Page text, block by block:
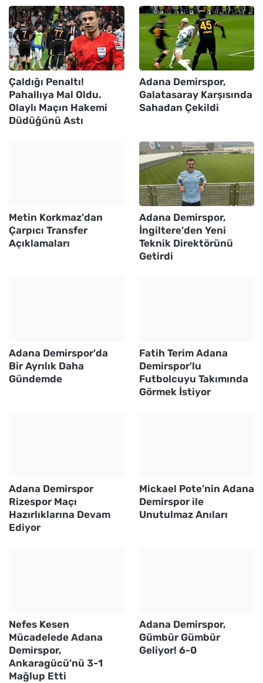
Çaldığı Penaltı!
Pahallıya Mal Oldu.
Olaylı Maçın Hakemi
Düdüğünü Astı
Adana Demirspor,
Galatasaray Karşısında
Sahadan Çekildi
Metin Korkmaz'dan
Çarpıcı Transfer
Açıklamaları
Adana Demirspor,
İngiltere'den Yeni
Teknik Direktörünü
Getirdi
Adana Demirspor'da
Bir Ayrılık Daha
Gündemde
Fatih Terim Adana
Demirspor'lu
Futbolcuyu Takımında
Görmek İstiyor
Adana Demirspor
Rizespor Maçı
Hazırlıklarına Devam
Ediyor
Mickael Pote’nin Adana
Demirspor ile
Unutulmaz Anıları
Nefes Kesen
Mücadelede Adana
Demirspor,
Ankaragücü'nü 3-1
Mağlup Etti
Adana Demirspor,
Gümbür Gümbür
Geliyor! 6-0